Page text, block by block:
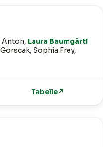
Anton, Laura Baumgärtl
Sophia Frey,
Tabelle↗